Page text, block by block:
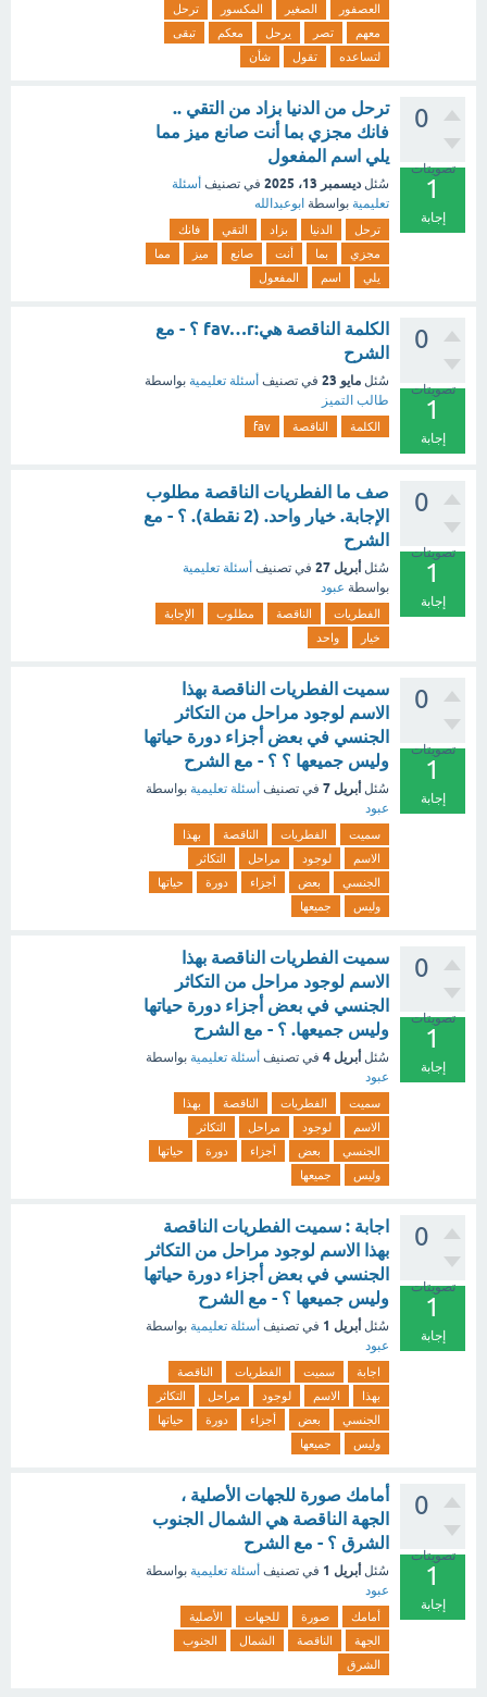
العصفور
الصغير المكسور
ترحل
معهم
تصر يرحل معكم
تبقى
لتساعده
تقول شأن
0
تصويتات
1
إجابة
ترحل من الدنيا بزاد من التقي ..
فانك مجزي بما أنت صانع ميز مما
يلي اسم المفعول
سُئل ديسمبر 13، 2025 في تصنيف أسئلة
تعليمية بواسطة ابوعبدالله
ترحل الدنيا بزاد التقي
فانك
مجزي
بما أنت صانع ميز
مما
يلي
اسم المفعول
0
تصويتات
1
إجابة
الكلمة الناقصة هي:fav…r ؟ - مع
الشرح
سُئل مايو 23 في تصنيف أسئلة تعليمية بواسطة
طالب التميز
الكلمة الناقصة fav
0
تصويتات
1
إجابة
صف ما الفطريات الناقصة مطلوب
الإجابة. خيار واحد. (2 نقطة). ؟ - مع
الشرح
سُئل أبريل 27 في تصنيف أسئلة تعليمية
بواسطة عبود
الفطريات الناقصة مطلوب
الإجابة
خيار
واحد
0
تصويتات
1
إجابة
سميت الفطريات الناقصة بهذا
الاسم لوجود مراحل من التكاثر
الجنسي في بعض أجزاء دورة حياتها
وليس جميعها ؟ ؟ - مع الشرح
سُئل أبريل 7 في تصنيف أسئلة تعليمية بواسطة
عبود
سميت الفطريات الناقصة
بهذا
الاسم
لوجود مراحل
التكاثر
الجنسي
بعض أجزاء دورة
حياتها
وليس
جميعها
0
تصويتات
1
إجابة
سميت الفطريات الناقصة بهذا
الاسم لوجود مراحل من التكاثر
الجنسي في بعض أجزاء دورة حياتها
وليس جميعها. ؟ - مع الشرح
سُئل أبريل 4 في تصنيف أسئلة تعليمية بواسطة
عبود
سميت الفطريات الناقصة
بهذا
الاسم
لوجود مراحل
التكاثر
الجنسي
بعض أجزاء دورة
حياتها
وليس
جميعها
0
تصويتات
1
إجابة
اجابة : سميت الفطريات الناقصة
بهذا الاسم لوجود مراحل من التكاثر
الجنسي في بعض أجزاء دورة حياتها
وليس جميعها ؟ - مع الشرح
سُئل أبريل 1 في تصنيف أسئلة تعليمية بواسطة
عبود
اجابة سميت الفطريات
الناقصة
بهذا
الاسم لوجود مراحل
التكاثر
الجنسي
بعض أجزاء دورة
حياتها
وليس
جميعها
0
تصويتات
1
إجابة
أمامك صورة للجهات الأصلية ،
الجهة الناقصة هي الشمال الجنوب
الشرق ؟ - مع الشرح
سُئل أبريل 1 في تصنيف أسئلة تعليمية بواسطة
عبود
أمامك صورة للجهات
الأصلية
الجهة
الناقصة الشمال
الجنوب
الشرق